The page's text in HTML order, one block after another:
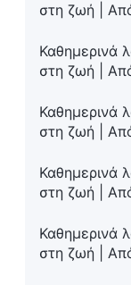
στη ζωή |
Καθημερινά
στη ζωή |
Καθημερινά
στη ζωή |
Καθημερινά
στη ζωή |
Καθημερινά
στη ζωή |